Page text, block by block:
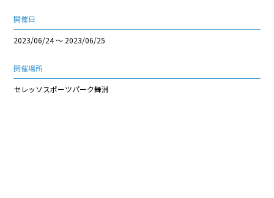
開催日
2023/06/24 ～ 2023/06/25
開催場所
セレッソスポーツパーク舞洲